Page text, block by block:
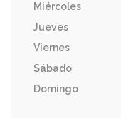
Miércoles
Jueves
Viernes
Sábado
Domingo